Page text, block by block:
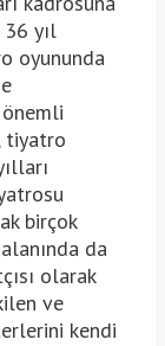
yıl
oyununda
tiyatro
birçok
da
olarak
ve
kendi